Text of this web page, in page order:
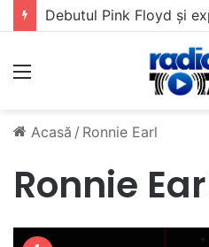
Debutul Pink Floyd și
Meniu
Acasă / Ronnie Earl
Ronnie